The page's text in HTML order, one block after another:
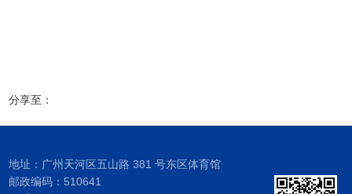
分享至：
地址：广州天河区五山路 381 号东区体育馆
邮政编码：510641